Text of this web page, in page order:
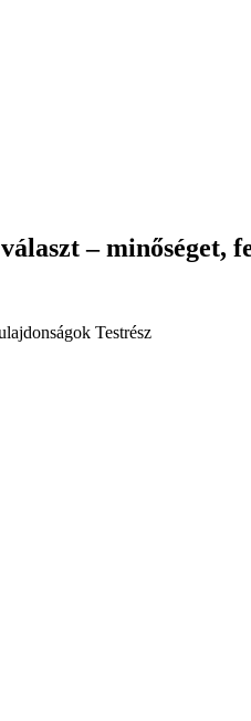
– minőséget,
Testrész